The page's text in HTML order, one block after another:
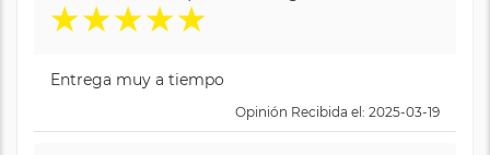
★★★★★
Entrega muy a tiempo
Opinión Recibida el: 2025-03-19